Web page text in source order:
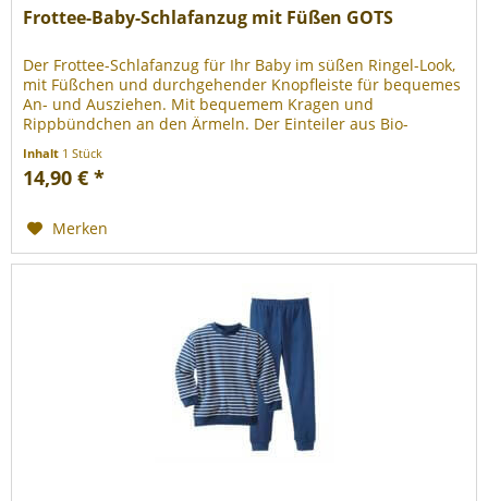
Frottee-Baby-Schlafanzug mit Füßen GOTS
Der Frottee-Schlafanzug für Ihr Baby im süßen Ringel-Look,
mit Füßchen und durchgehender Knopfleiste für bequemes
An- und Ausziehen. Mit bequemem Kragen und
Rippbündchen an den Ärmeln. Der Einteiler aus Bio-
Inhalt 1 Stück
14,90 € *
Merken